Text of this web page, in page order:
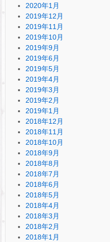
2020年1月
2019年12月
2019年11月
2019年10月
2019年9月
2019年6月
2019年5月
2019年4月
2019年3月
2019年2月
2019年1月
2018年12月
2018年11月
2018年10月
2018年9月
2018年8月
2018年7月
2018年6月
2018年5月
2018年4月
2018年3月
2018年2月
2018年1月